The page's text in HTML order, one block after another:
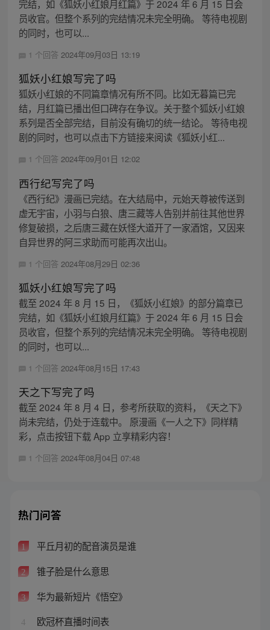
完结，如《狐妖小红娘月红篇》于 2024 年 6 月 15 日会
员收官。但整个系列的完结情况未完全明确。 等待电视剧
的同时，也可以...
1 个回答 2024年09月03日 13:19
狐妖小红娘写完了吗
狐妖小红娘的不同篇章情况有所不同。比如无暮篇已完
结，月红篇已播出但口碑存在争议。关于整个狐妖小红娘
系列是否全部完结，目前没有确切的统一结论。 等待电视
剧的同时，也可以点击下方链接来阅读《狐妖小红...
1 个回答 2024年09月01日 12:02
西行纪写完了吗
《西行纪》漫画已完结。在大结局中，元始天尊被传送到
虚无宇宙，小羽与白狼、唐三藏等人告别并前往其他世界
修复破损，之后唐三藏在妖怪大道开了一家酒馆，又因来
自异世界的阿三求助而可能再次出山。
1 个回答 2024年08月29日 02:36
狐妖小红娘写完了吗
截至 2024 年 8 月 15 日，《狐妖小红娘》的部分篇章已
完结，如《狐妖小红娘月红篇》于 2024 年 6 月 15 日会
员收官，但整个系列的完结情况未完全明确。 等待电视剧
的同时，也可以...
1 个回答 2024年08月15日 17:43
天之下写完了吗
截至 2024 年 8 月 4 日，参考所获取的资料，《天之下》
尚未完结，仍处于连载中。 原漫画《一人之下》同样精
彩，点击按钮下载 App 立享精彩内容！
1 个回答 2024年08月04日 07:48
热门问答
1 平丘月初的配音演员是谁
2 锥子脸是什么意思
3 华为最新短片《悟空》
4 欧冠杯直播时间表